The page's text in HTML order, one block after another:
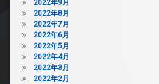
2022年9月
2022年8月
2022年7月
2022年6月
2022年5月
2022年4月
2022年3月
2022年2月